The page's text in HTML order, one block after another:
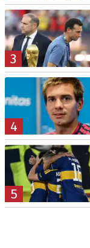
3
4
5